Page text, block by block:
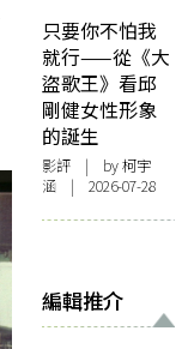
只要你不怕我
就行——從《大
盜歌王》看邱
剛健女性形象
的誕生
影評 | by 柯宇
涵 | 2026-07-28
編輯推介